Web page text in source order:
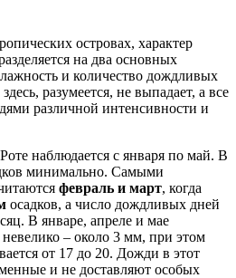
островах, характер
на два основных
и количество дождливых
разумеется, не выпадает, а все
различной интенсивности и
наблюдается с января по май. В
минимально. Самыми
февраль и март, когда
осадков, а число дождливых дней
В январе, апреле и мае
невелико – около 3 мм, при этом
от 17 до 20. Дожди в этот
и не доставляют особых